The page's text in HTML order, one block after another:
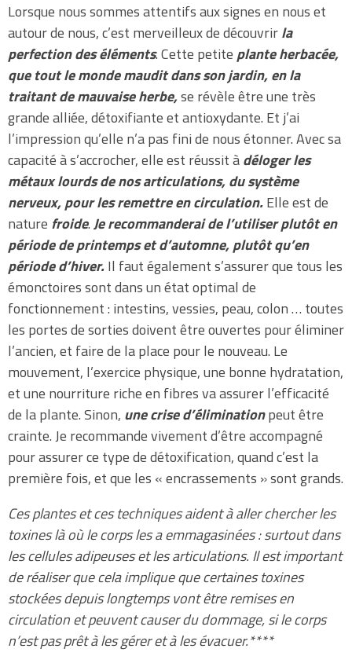
Lorsque nous sommes attentifs aux signes en nous et
autour de nous, c’est merveilleux de découvrirla
perfection des éléments. Cette petite plante herbacée,
que tout le monde maudit dans son jardin, en la
traitant de mauvaise herbe,se révèle être une très
grande alliée, détoxifiante et antioxydante. Et j’ai
l’impression qu’elle n’a pas fini de nous étonner. Avec sa
capacité à s’accrocher, elle est réussit àdéloger les
métaux lourds de nos articulations, du système
nerveux, pour les remettre en circulation.Elle est de
nature froide.Je recommanderai de l’utiliser plutôt en
période de printemps et d’automne, plutôt qu’en
période d’hiver.Il faut également s’assurer que tous les
émonctoires sont dans un état optimal de
fonctionnement : intestins, vessies, peau, colon … toutes
les portes de sorties doivent être ouvertes pour éliminer
l’ancien, et faire de la place pour le nouveau. Le
mouvement, l’exercice physique, une bonne hydratation,
et une nourriture riche en fibres va assurer l’efficacité
de la plante. Sinon, une crise d’éliminationpeut être
crainte. Je recommande vivement d’être accompagné
pour assurer ce type de détoxification, quand c’est la
première fois, et que les « encrassements » sont grands.
Ces plantes et ces techniques aident à aller chercher les
toxines là où le corps les a emmagasinées : surtout dans
les cellules adipeuses et les articulations. Il est important
de réaliser que cela implique que certaines toxines
stockées depuis longtemps vont être remises en
circulation et peuvent causer du dommage, si le corps
n’est pas prêt à les gérer et à les évacuer.****